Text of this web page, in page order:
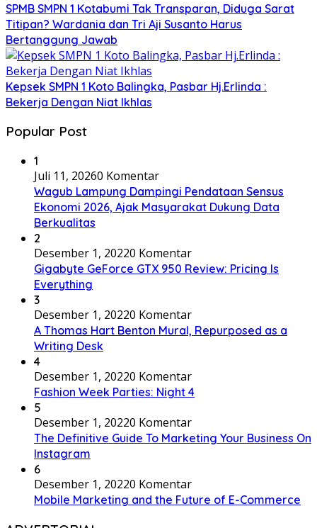
SPMB SMPN 1 Kotabumi Tak Transparan, Diduga Sarat
Titipan? Wardania dan Tri Aji Susanto Harus
Bertanggung Jawab
Kepsek SMPN 1 Koto Balingka, Pasbar Hj.Erlinda :
Bekerja Dengan Niat Ikhlas
Popular Post
1
Juli 11, 20260 Komentar
Wagub Lampung Dampingi Pendataan Sensus
Ekonomi 2026, Ajak Masyarakat Dukung Data
Berkualitas
2
Desember 1, 20220 Komentar
Gigabyte GeForce GTX 950 Review: Pricing Is
Everything
3
Desember 1, 20220 Komentar
A Thomas Hart Benton Mural, Repurposed as a
Writing Desk
4
Desember 1, 20220 Komentar
Fashion Week Parties: Night 4
5
Desember 1, 20220 Komentar
The Definitive Guide To Marketing Your Business On
Instagram
6
Desember 1, 20220 Komentar
Mobile Marketing and the Future of E-Commerce